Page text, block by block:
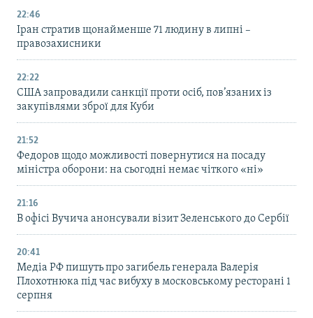
22:46
Іран стратив щонайменше 71 людину в липні –
правозахисники
22:22
США запровадили санкції проти осіб, пов’язаних із
закупівлями зброї для Куби
21:52
Федоров щодо можливості повернутися на посаду
міністра оборони: на сьогодні немає чіткого «ні»
21:16
В офісі Вучича анонсували візит Зеленського до Сербії
20:41
Медіа РФ пишуть про загибель генерала Валерія
Плохотнюка під час вибуху в московському ресторані 1
серпня